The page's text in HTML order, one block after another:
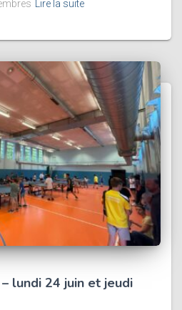
Lire la suite
lundi 24 juin et jeudi